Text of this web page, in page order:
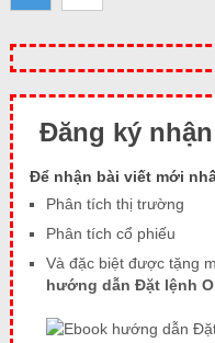
Đăng ký
Để nhận bài viết mới
Phân tích thị trường
Phân tích cổ phiếu
Và đặc biệt được tặng
hướng dẫn Đặt lệnh